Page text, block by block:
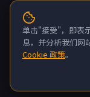
© 2026 蜂巢云盒
公司 版权所有
粤ICP备
单击"接受"，即表
息，并分析我们网
Cookie 政策。